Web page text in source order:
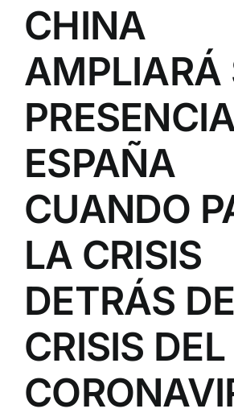
CHINA
AMPLIARÁ
ESPAÑA
CUANDO
LA CRISIS
DETRÁS
CRISIS DEL